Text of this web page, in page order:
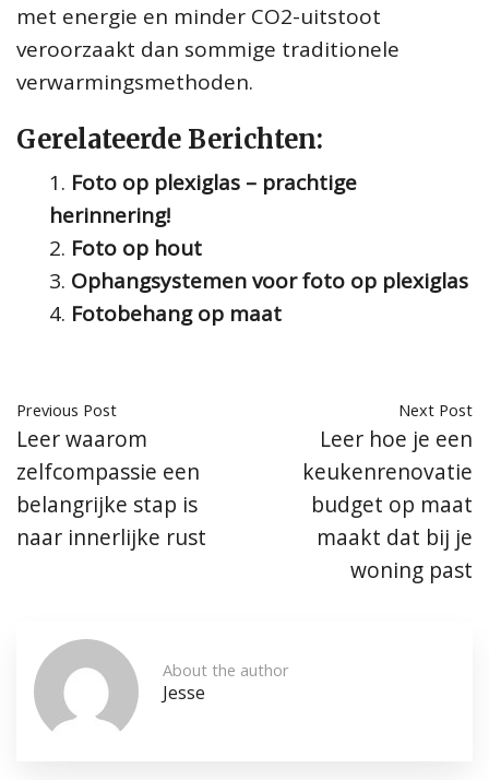
met energie en minder CO2-uitstoot
veroorzaakt dan sommige traditionele
verwarmingsmethoden.
Gerelateerde Berichten:
Foto op plexiglas – prachtige
herinnering!
Foto op hout
Ophangsystemen voor foto op plexiglas
Fotobehang op maat
Previous Post
Leer waarom
zelfcompassie een
belangrijke stap is
naar innerlijke rust
Next Post
Leer hoe je een
keukenrenovatie
budget op maat
maakt dat bij je
woning past
About the author
Jesse